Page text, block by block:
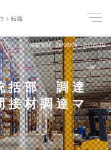
ト転職
掲載期間 26/08/06～26/08/19
括部 調達
接材調達マ